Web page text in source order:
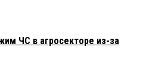
ЧС в агросекторе из-за